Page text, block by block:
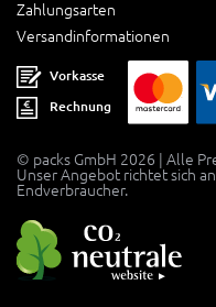
Zahlungsarten
Versandinformationen
Vorkasse
Rechnung
© packs GmbH 2026 | Alle
Unser Angebot richtet sich
Endverbraucher.